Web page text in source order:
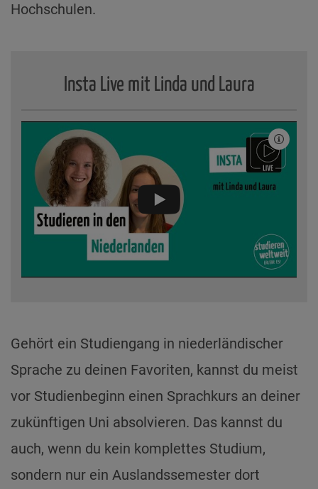
Hochschulen.
Insta Live mit Linda und Laura
YouTube
Video
Gehört ein Studiengang in niederländischer
Sprache zu deinen Favoriten, kannst du meist
vor Studienbeginn einen Sprachkurs an deiner
zukünftigen Uni absolvieren. Das kannst du
auch, wenn du kein komplettes Studium,
sondern nur ein Auslandssemester dort